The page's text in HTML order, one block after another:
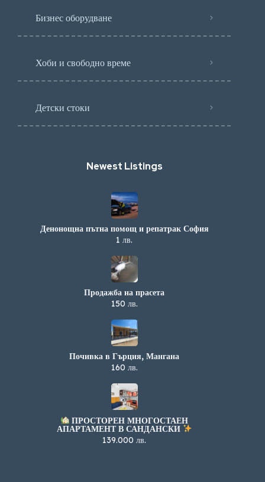
Бизнес оборудване
Хоби и свободно време
Детски стоки
Newest Listings​
Денонощна пътна помощ и репатрак София
1 лв.
Продажба на прасета
150 лв.
Почивка в Гърция, Мангана
160 лв.
ПРОСТОРЕН МНОГОСТАЕН
АПАРТАМЕНТ В САНДАНСКИ
139.000 лв.